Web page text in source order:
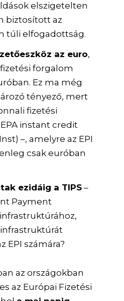
elszigetelten
biztosított az
túli elfogadottság.
az euro,
forgalom
Ez ma még
tényező, mert
fizetési
instant credit
–, amelyre az EPI
csak euróban
ezidáig a TIPS –
Payment
EPI számára?
az országokban
az Európai Fizetési